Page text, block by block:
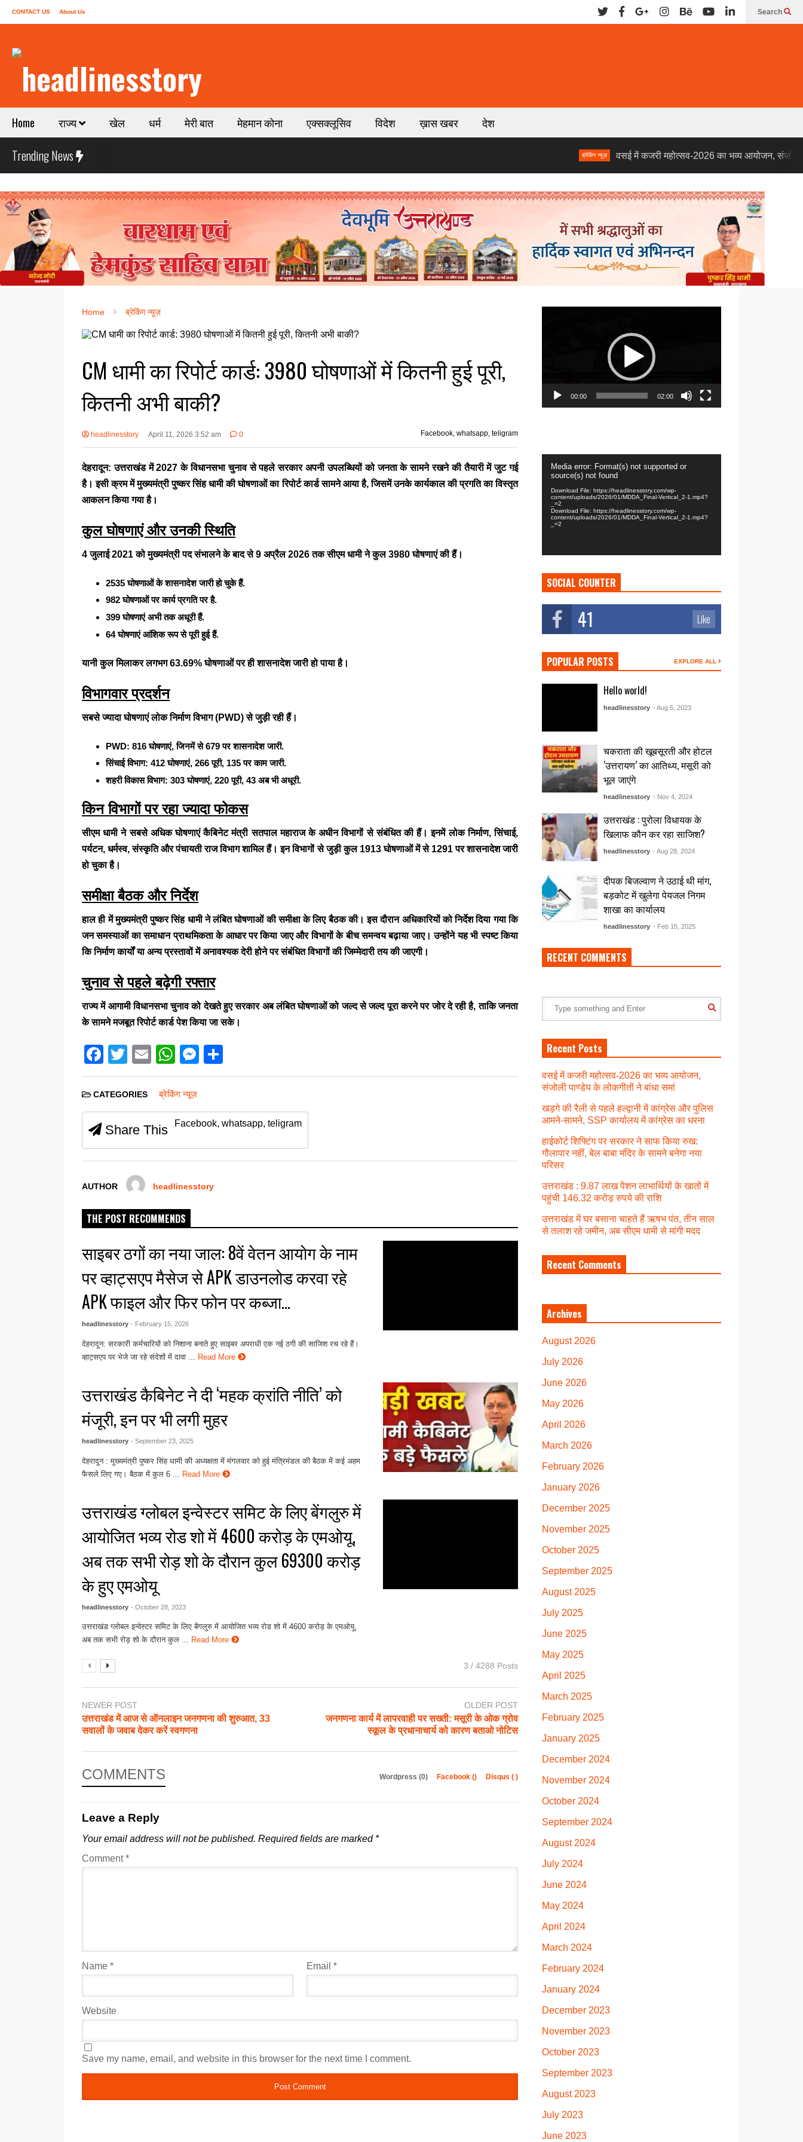
CONTACT US About Us Search
Home राज्य खेल धर्म मेरी बात मेहमान कोना एक्सक्लूसिव विदेश ख़ास खबर देश
Trending News वसई में कजरी महोत्सव-2026 का भव्य आयोजन, संजोली पाण्डेय के
Home ब्रेकिंग न्यूज़
CM धामी का रिपोर्ट कार्ड: 3980 घोषणाओं में कितनी हुई पूरी,
कितनी अभी बाकी?
headlinesstory April 11, 2026 3:52 am 0 Facebook, whatsapp, teligram
देहरादून: उत्तराखंड में 2027 के विधानसभा चुनाव से पहले सरकार अपनी उपलब्धियों को जनता के सामने रखने की तैयारी में जुट गई
है। इसी क्रम में मुख्यमंत्रीपुष्कर सिंह धामीकी घोषणाओं का रिपोर्ट कार्ड सामने आया है, जिसमें उनके कार्यकाल की प्रगति का विस्तृत
आकलन किया गया है।
कुल घोषणाएं और उनकी स्थिति
4 जुलाई 2021 को मुख्यमंत्री पद संभालने के बाद से 9 अप्रैल 2026 तक सीएम धामी ने कुल 3980 घोषणाएं की हैं।
2535 घोषणाओं के शासनादेश जारी हो चुके हैं.
982 घोषणाओं पर कार्य प्रगति पर है.
399 घोषणाएं अभी तक अधूरी हैं.
64 घोषणाएं आंशिक रूप से पूरी हुई हैं.
यानी कुल मिलाकर लगभग 63.69% घोषणाओं पर ही शासनादेश जारी हो पाया है।
विभागवार प्रदर्शन
सबसे ज्यादा घोषणाएं लोक निर्माण विभाग (PWD) से जुड़ी रही हैं।
PWD: 816 घोषणाएं, जिनमें से 679 पर शासनादेश जारी.
सिंचाई विभाग: 412 घोषणाएं, 266 पूरी, 135 पर काम जारी.
शहरी विकास विभाग: 303 घोषणाएं, 220 पूरी, 43 अब भी अधूरी.
किन विभागों पर रहा ज्यादा फोकस
सीएम धामी ने सबसे अधिक घोषणाएं कैबिनेट मंत्रीसतपाल महाराजके अधीन विभागों से संबंधित की हैं। इनमें लोक निर्माण, सिंचाई,
पर्यटन, धर्मस्व, संस्कृति और पंचायती राज विभाग शामिल हैं।इन विभागों से जुड़ी कुल 1913 घोषणाओं में से 1291 पर शासनादेश जारी
हो चुका है।
समीक्षा बैठक और निर्देश
हाल ही में मुख्यमंत्रीपुष्कर सिंह धामीने लंबित घोषणाओं की समीक्षा के लिए बैठक की। इस दौरान अधिकारियों को निर्देश दिया गया कि
जन समस्याओं का समाधान प्राथमिकता के आधार पर किया जाए और विभागों के बीच समन्वय बढ़ाया जाए।उन्होंने यह भी स्पष्ट किया
कि निर्माण कार्यों या अन्य प्रस्तावों में अनावश्यक देरी होने पर संबंधित विभागों की जिम्मेदारी तय की जाएगी।
चुनाव से पहले बढ़ेगी रफ्तार
राज्य में आगामी विधानसभा चुनाव को देखते हुए सरकार अब लंबित घोषणाओं को जल्द से जल्द पूरा करने पर जोर दे रही है, ताकि जनता
के सामने मजबूत रिपोर्ट कार्ड पेश किया जा सके।
F
a
c
e
b
o
k
T
wi
tt
er
E
m
ail
W
h
at
s
A
p
M
e
e
n
g
h
e
CATEGORIES ब्रेकिंग न्यूज़
Share This Facebook, whatsapp, teligram
AUTHOR headlinesstory
THE POST RECOMMENDS
साइबर ठगों का नया जाल: 8वें वेतन आयोग के नाम
पर व्हाट्सएप मैसेज से APK डाउनलोड करवा रहे
APK फाइल और फिर फोन पर कब्जा…
headlinesstory - February 15, 2026
देहरादून: सरकारी कर्मचारियों को निशाना बनाते हुए साइबर अपराधी एक नई ठगी की साजिश रच रहे हैं।
व्हाट्सएप पर भेजे जा रहे संदेशों में दावा ...
Read More
उत्तराखंड कैबिनेट ने दी ‘महक क्रांति नीति’ को
मंजूरी, इन पर भी लगी मुहर
headlinesstory - September 23, 2025
देहरादून : मुख्यमंत्री पुष्कर सिंह धामी की अध्यक्षता में मंगलवार को हुई मंत्रिमंडल की बैठक में कई अहम
फैसले लिए गए। बैठक में कुल 6 ...
Read More
उत्तराखंड ग्लोबल इन्वेस्टर समिट के लिए बेंगलुरु में
आयोजित भव्य रोड शो में 4600 करोड़ के एमओयू,
अब तक सभी रोड़ शो के दौरान कुल 69300 करोड़
के हुए एमओयू
headlinesstory - October 28, 2023
उत्तराखंड ग्लोबल इन्वेस्टर समिट के लिए बेंगलुरु में आयोजित भव्य रोड शो में 4600 करोड़ के एमओयू,
अब तक सभी रोड़ शो के दौरान कुल ... Read More
3 / 4288 Posts
NEWER POST
उत्तराखंड में आज से ऑनलाइन जनगणना की शुरुआत, 33
सवालों के जवाब देकर करें स्वगणना
OLDER POST
जनगणना कार्य में लापरवाही पर सख्ती: मसूरी के ओक ग्रोव
स्कूल के प्रधानाचार्य को कारण बताओ नोटिस
COMMENTS Wordpress (0) Facebook () Disqus ( )
Leave a Reply
Your email address will not be published. Required fields are marked *
Comment*
Name * Email *
Website
Save my name, email, and website in this browser for the next time I comment.
00:00 02:00
Player
Media error: Format(s) not supported or
source(s) not found
Download File: https://headlinesstory.com/wp-
content/uploads/2026/01/MDDA_Final-Vertical_2-1.mp4?
_=2
Download File: https://headlinesstory.com/wp-
content/uploads/2026/01/MDDA_Final-Vertical_2-1.mp4?
_=2
SOCIAL COUNTER
41 Like
POPULAR POSTS EXPLORE ALL
Hello world!
headlinesstory - Aug 5, 2023
चकराता की खूबसूरती और होटल
‘उत्तरायण’ का आतिथ्य, मसूरी को
भूल जाएंगे
headlinesstory - Nov 4, 2024
उत्तराखंड : पुरोला विधायक के
खिलाफ कौन कर रहा साजिश?
headlinesstory - Aug 28, 2024
दीपक बिजल्वाण ने उठाई थी मांग,
बड़कोट में खुलेगा पेयजल निगम
शाखा का कार्यालय
headlinesstory - Feb 15, 2025
RECENT COMMENTS
Recent Posts
वसई में कजरी महोत्सव-2026 का भव्य आयोजन,
संजोली पाण्डेय के लोकगीतों ने बांधा समां
खड़गे की रैली से पहले हल्द्वानी में कांग्रेस और पुलिस
आमने-सामने, SSP कार्यालय में कांग्रेस का धरना
हाईकोर्ट शिफ्टिंग पर सरकार ने साफ किया रुख:
गौलापार नहीं, बेल बाबा मंदिर के सामने बनेगा नया
परिसर
उत्तराखंड : 9.87 लाख पेंशन लाभार्थियों के खातों में
पहुंची 146.32 करोड़ रुपये की राशि
उत्तराखंड में घर बसाना चाहते हैं ऋषभ पंत, तीन साल
से तलाश रहे जमीन, अब सीएम धामी से मांगी मदद
Recent Comments
Archives
August 2026
July 2026
June 2026
May 2026
April 2026
March 2026
February 2026
January 2026
December 2025
November 2025
October 2025
September 2025
August 2025
July 2025
June 2025
May 2025
April 2025
March 2025
February 2025
January 2025
December 2024
November 2024
October 2024
September 2024
August 2024
July 2024
June 2024
May 2024
April 2024
March 2024
February 2024
January 2024
December 2023
November 2023
October 2023
September 2023
August 2023
July 2023
June 2023